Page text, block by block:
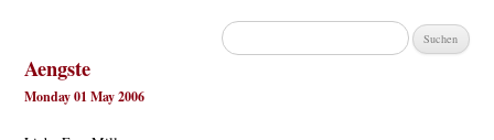
Suchen
nach:
Aengste
Monday 01 May 2006